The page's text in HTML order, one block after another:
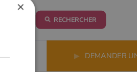
RECHERCHER
▶ DEMANDER
×